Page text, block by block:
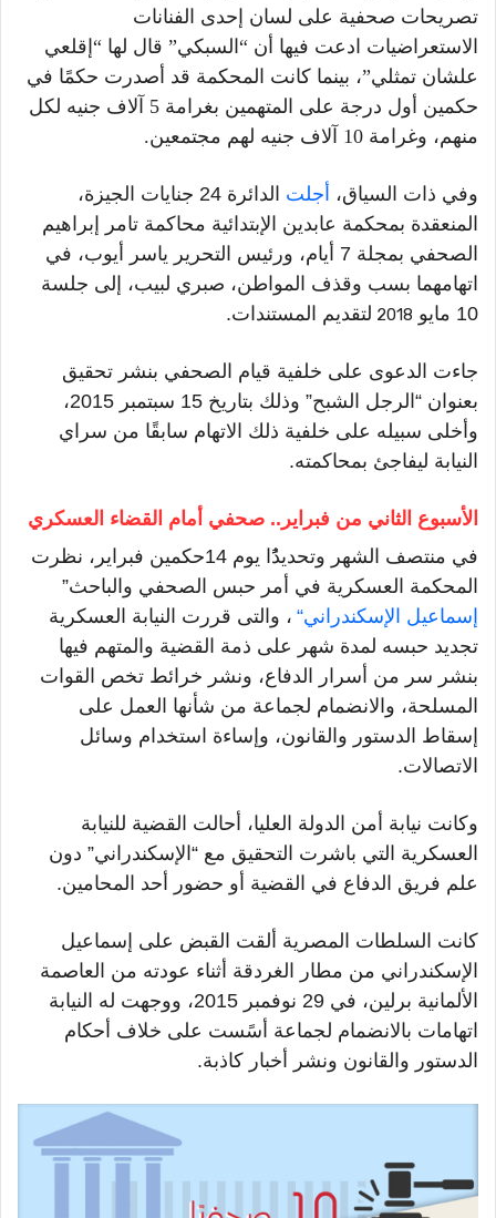
تصريحات صحفية على لسان إحدى الفنانات
الاستعراضيات ادعت فيها أن “السبكي” قال لها “إقلعي
علشان تمثلي”، بينما كانت المحكمة قد أصدرت حكمًا في
حكمين أول درجة على المتهمين بغرامة 5 آلاف جنيه لكل
منهم، وغرامة 10 آلاف جنيه لهم مجتمعين.
وفي ذات السياق، أجلت الدائرة 24 جنايات الجيزة،
المنعقدة بمحكمة عابدين اﻹبتدائية محاكمة تامر إبراهيم
الصحفي بمجلة 7 أيام، ورئيس التحرير ياسر أيوب، في
اتهامهما بسب وقذف المواطن، صبري لبيب، إلى جلسة
10 مايو 2018 لتقديم المستندات.
جاءت الدعوى على خلفية قيام الصحفي بنشر تحقيق
بعنوان “الرجل الشبح” وذلك بتاريخ 15 سبتمبر 2015،
وأخلى سبيله على خلفية ذلك الاتهام سابقًا من سراي
النيابة ليفاجئ بمحاكمته.
الأسبوع الثاني من فبراير .. صحفي أمام القضاء العسكري
في منتصف الشهر وتحديد يوم 14حكمين فبراير ، نظرت
المحكمة العسكرية في أمر حبس الصحفي والباحث”
إسماعيل الإسكندراني“ ، والتى قررت النيابة العسكرية
تجديد حبسه لمدة شهر على ذمة القضية و المتهم فيها
بنشر سر من أسرار الدفاع، ونشر خرائط تخص القوات
المسلحة، والانضمام لجماعة من شأنها العمل على
إسقاط الدستور والقانون، وإساءة استخدام وسائل
الاتصالات.
وكانت نيابة أمن الدولة العليا، أحالت القضية للنيابة
العسكرية التي باشرت التحقيق مع “الإسكندراني” دون
علم فريق الدفاع في القضية أو حضور أحد المحامين.
كانت السلطات المصرية ألقت القبض على إسماعيل
الإسكندراني من مطار الغردقة أثناء عودته من العاصمة
الألمانية برلين، في 29 نوفمبر 2015، ووجهت له النيابة
اتهامات بالانضمام لجماعة أسًست على خلاف أحكام
الدستور والقانون ونشر أخبار كاذبة.